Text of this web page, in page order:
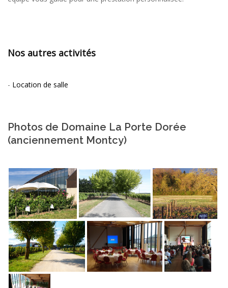
Nos autres activités
- Location de salle
Photos de Domaine La Porte Dorée
(anciennement Montcy)